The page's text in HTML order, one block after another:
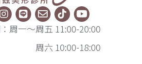
周一～周五 11:00-20:00
10:00-18:00